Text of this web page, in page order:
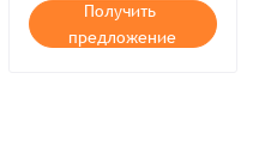
Получить
предложение